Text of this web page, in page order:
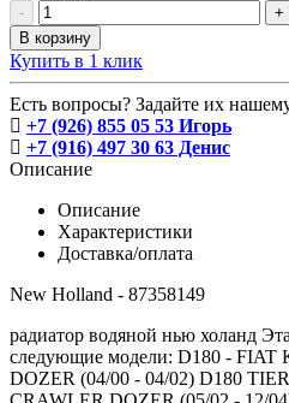
-
+
В корзину
Купить в 1 клик
Есть вопросы? Задайте их
+7 (926) 855 05 53 Игорь
+7 (916) 497 30 63 Денис
Описание
Описание
Характеристики
Доставка/оплата
New Holland - 87358149
радиатор водяной нью холанд
следующие модели: D180 - FIAT
DOZER (04/00 - 04/02) D180